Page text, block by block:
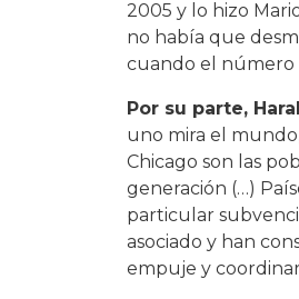
2005 y lo hizo
no había que
cuando el número
Por su parte,
uno mira el
Chicago son las
generación (…)
particular
asociado y han
empuje y